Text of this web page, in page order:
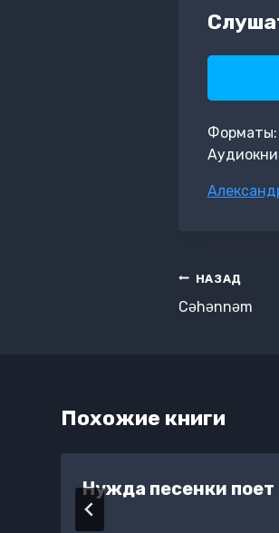
Форматы:
Метки
по
НАЗАД
Cəhənnəm
Похожие книги
Нужда песенки поет